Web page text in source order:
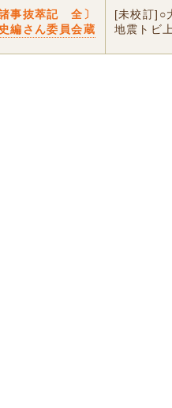
諸事抜萃記 全〕
編さん委員会蔵
[未校訂]○
地震トビ